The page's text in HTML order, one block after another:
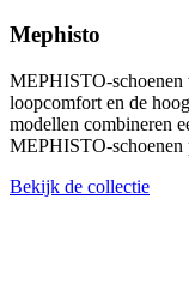
Mephisto
MEPHISTO-schoenen
loopcomfort en de
modellen combineren
MEPHISTO-schoenen
Bekijk de collectie